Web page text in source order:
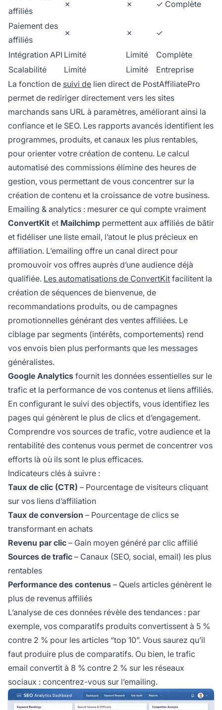
affiliés
✗ ✗ ✓ Complète
Paiement des
affiliés
✗ ✗ ✓
Intégration API Limité Limité
Complète
Scalabilité
Limité Limité
Entreprise
La fonction de suivi de lien direct de PostAffiliatePro
permet de rediriger directement vers les sites
marchands sans URL à paramètres, améliorant ainsi la
confiance et le SEO. Les rapports avancés identifient les
programmes, produits, et canaux les plus rentables,
pour orienter votre création de contenu. Le calcul
automatisé des commissions élimine des heures de
gestion, vous permettant de vous concentrer sur la
création de contenu et la croissance de votre business.
Emailing & analytics : mesurer ce qui compte vraiment
ConvertKit et Mailchimp permettent aux affiliés de bâtir
et fidéliser une liste email, l’atout le plus précieux en
affiliation. L’emailing offre un canal direct pour
promouvoir vos offres auprès d’une audience déjà
qualifiée. Les automatisations de ConvertKit facilitent la
création de séquences de bienvenue, de
recommandations produits, ou de campagnes
promotionnelles générant des ventes affiliées. Le
ciblage par segments (intérêts, comportements) rend
vos envois bien plus performants que les messages
généralistes.
Google Analytics fournit les données essentielles sur le
trafic et la performance de vos contenus et liens affiliés.
En configurant le suivi des objectifs, vous identifiez les
pages qui génèrent le plus de clics et d’engagement.
Comprendre vos sources de trafic, votre audience et la
rentabilité des contenus vous permet de concentrer vos
efforts là où ils sont le plus efficaces.
Indicateurs clés à suivre :
Taux de clic (CTR) – Pourcentage de visiteurs cliquant
sur vos liens d’affiliation
Taux de conversion – Pourcentage de clics se
transformant en achats
Revenu par clic – Gain moyen généré par clic affilié
Sources de trafic – Canaux (SEO, social, email) les plus
rentables
Performance des contenus – Quels articles génèrent le
plus de revenus affiliés
L’analyse de ces données révèle des tendances : par
exemple, vos comparatifs produits convertissent à 5 %
contre 2 % pour les articles “top 10”. Vous saurez qu’il
faut produire plus de comparatifs. Ou bien, le trafic
email convertit à 8 % contre 2 % sur les réseaux
sociaux : concentrez-vous sur l’emailing.